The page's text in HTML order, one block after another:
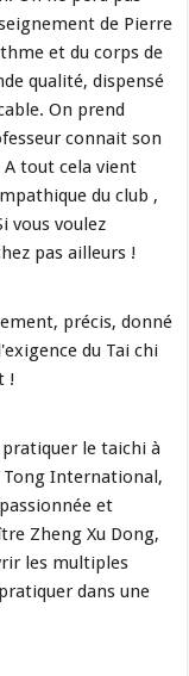
de Pierre
et du corps de
qualité, dispensé
On prend
connait son
tout cela vient
du club ,
vous voulez
pas ailleurs !
précis, donné
du Tai chi
!
le taichi à
Tong International,
et
Zheng Xu Dong,
les multiples
dans une